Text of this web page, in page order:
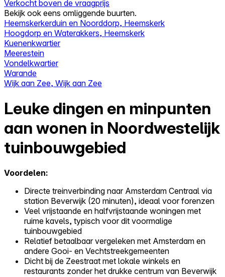
Verkocht boven de vraagprijs
Bekijk ook eens omliggende buurten.
Heemskerkerduin en Noorddorp, Heemskerk
Hoogdorp en Waterakkers, Heemskerk
Kuenenkwartier
Meerestein
Vondelkwartier
Warande
Wijk aan Zee, Wijk aan Zee
Leuke dingen en minpunten
aan wonen in Noordwestelijk
tuinbouwgebied
Voordelen:
Directe treinverbinding naar Amsterdam Centraal via
station Beverwijk (20 minuten), ideaal voor forenzen
Veel vrijstaande en halfvrijstaande woningen met
ruime kavels, typisch voor dit voormalige
tuinbouwgebied
Relatief betaalbaar vergeleken met Amsterdam en
andere Gooi- en Vechtstreekgemeenten
Dicht bij de Zeestraat met lokale winkels en
restaurants zonder het drukke centrum van Beverwijk